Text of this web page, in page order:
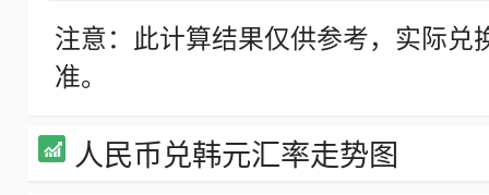
注意：此计算结果仅供参考，实际
准。
人民币兑韩元汇率走势图